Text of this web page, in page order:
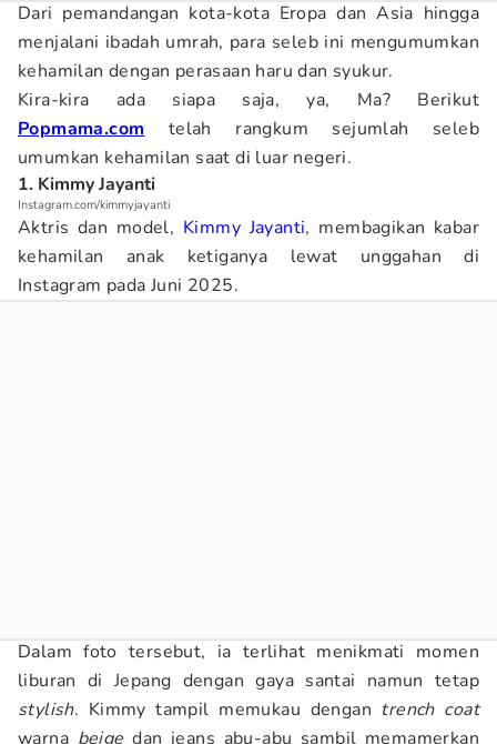
Dari pemandangan kota-kota Eropa dan Asia hingga
menjalani ibadah umrah, para seleb ini mengumumkan
kehamilan dengan perasaan haru dan syukur.
Kira-kira ada siapa saja, ya, Ma? Berikut
Popmama.com
telah rangkum sejumlah seleb
umumkan kehamilan saat di luar negeri.
1. Kimmy Jayanti
Instagram.com/kimmyjayanti
Aktris dan model, Kimmy Jayanti, membagikan kabar
kehamilan anak ketiganya lewat unggahan di
Instagram pada Juni 2025.
Dalam foto tersebut, ia terlihat menikmati momen
liburan di Jepang dengan gaya santai namun tetap
stylish. Kimmy tampil memukau dengan trench coat
warna beige dan jeans abu-abu sambil memamerkan